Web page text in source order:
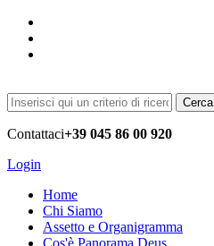
Cerca
Contattaci+39 045 86 00 920
Login
Home
Chi Siamo
Assetto e Organigramma
Cos'è Panorama Deus